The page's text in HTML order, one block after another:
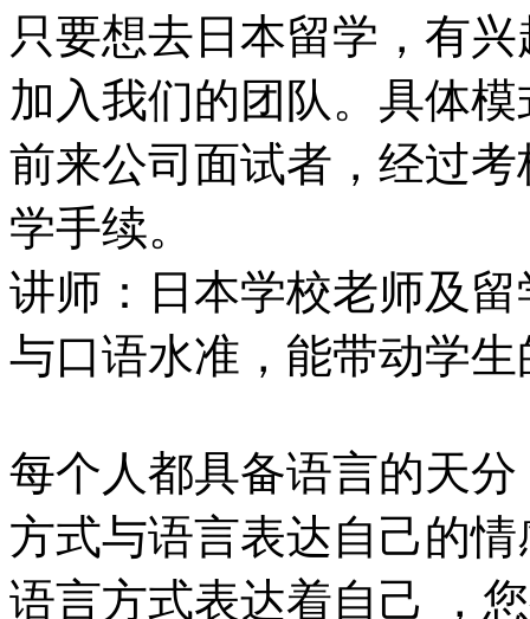
只要想去日本留学，有
加入我们的团队。具体
前来公司面试者，经过
学手续。
讲师：日本学校老师及
与口语水准，能带动学
每个人都具备语言的天
方式与语言表达自己的
语言方式表达着自己 ，